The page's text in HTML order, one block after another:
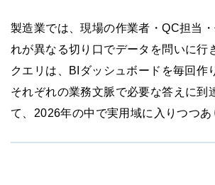
製造業では、現場の作業者・QC担当
れが異なる切り口でデータを問いに行
クエリは、BIダッシュボードを毎回作
それぞれの業務文脈で必要な答えに到
て、2026年の中で実用域に入りつつあ